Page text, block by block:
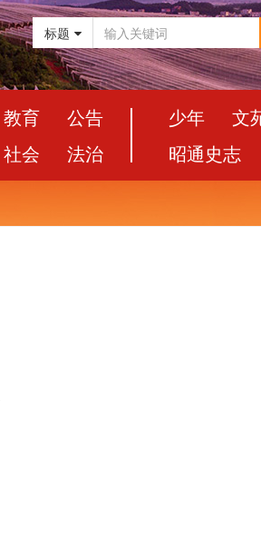
标题
教育
公告
社会 法治
少年 文
昭通史志